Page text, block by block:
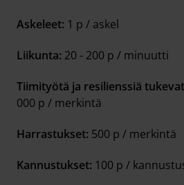
Askeleet: 1 p / askel
Liikunta: 20 - 200 p / minuutti
Tiimityötä ja resilienssiä
000 p / merkintä
Harrastukset: 500 p / merkintä
Kannustukset: 100 p /